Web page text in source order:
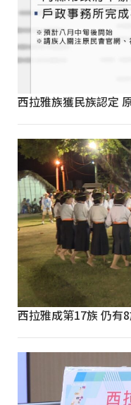
西拉雅族獲民族認定
西拉雅成第17族 仍有